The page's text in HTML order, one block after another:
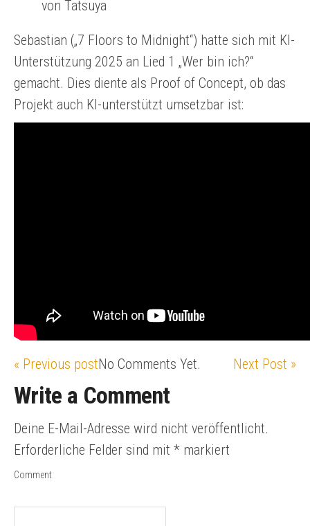
von Tatsuya
Sebastian („7 Floors to Midnight“) hatte sich mit KI-
Unterstützung 2025 an Lied 1 „Wer bin ich?“
gemacht. Dies diente als Proof of Concept, ob das
Projekt auch KI-unterstützt umsetzbar ist:
« Previous post Next Post »
No Comments Yet.
Write a Comment
Deine E-Mail-Adresse wird nicht veröffentlicht.
Erforderliche Felder sind mit * markiert
Comment